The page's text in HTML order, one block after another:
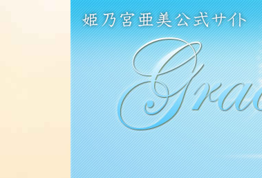
姫乃宮亜美公式サイト～Grace Fountain～
グレースファウンテン